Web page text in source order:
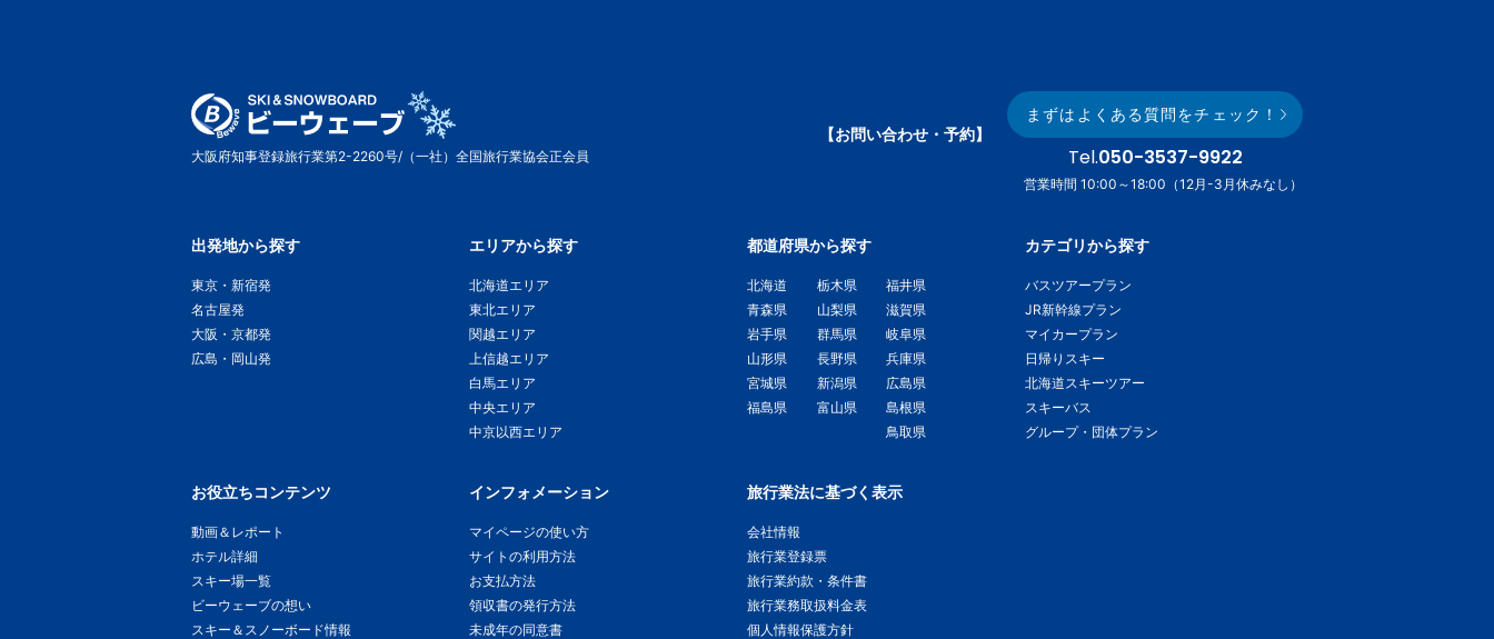
大阪府知事登録旅行業第2-2260号/（一社）全国旅行業協会正会員
【お問い合わせ・予約】
まずはよくある質問をチェック！
Tel.050-3537-9922
営業時間 10:00～18:00（12月-3月休みなし）
出発地から探す
東京・新宿発
名古屋発
大阪・京都発
広島・岡山発
エリアから探す
北海道エリア
東北エリア
関越エリア
上信越エリア
白馬エリア
中央エリア
中京以西エリア
都道府県から探す
北海道
青森県
岩手県
山形県
宮城県
福島県
栃木県
山梨県
群馬県
長野県
新潟県
富山県
福井県
滋賀県
岐阜県
兵庫県
広島県
島根県
鳥取県
カテゴリから探す
バスツアープラン
JR新幹線プラン
マイカープラン
日帰りスキー
北海道スキーツアー
スキーバス
グループ・団体プラン
お役立ちコンテンツ
動画＆レポート
ホテル詳細
スキー場一覧
ビーウェーブの想い
スキー＆スノーボード情報
インフォメーション
マイページの使い方
サイトの利用方法
お支払方法
領収書の発行方法
未成年の同意書
旅行業法に基づく表示
会社情報
旅行業登録票
旅行業約款・条件書
旅行業務取扱料金表
個人情報保護方針